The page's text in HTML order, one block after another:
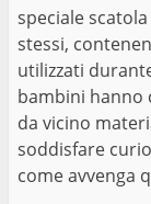
speciale
stessi,
utilizzati
bambini hanno
da vicino
soddisfare
come avvenga